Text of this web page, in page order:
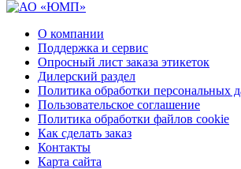
О компании
Поддержка и сервис
Опросный лист заказа этикеток
Дилерский раздел
Политика обработки персональных
Пользовательское соглашение
Политика обработки файлов cookie
Как сделать заказ
Контакты
Карта сайта